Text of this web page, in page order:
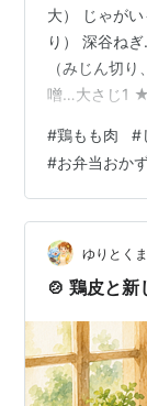
大） じゃが
り） 深谷ね
（みじん切
噌…大さじ1
🌶） 作り方 じ
し、キッチン
塩こしょうで
時ジューシー
んにくを香り
を皮面か…
#鶏もも肉 #
#お弁当おか
ゆりとく
🍲 鶏皮と新